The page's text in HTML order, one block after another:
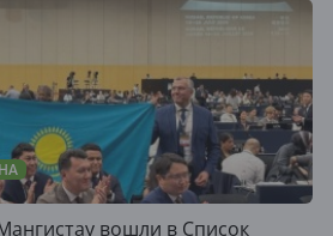
вошли в Список